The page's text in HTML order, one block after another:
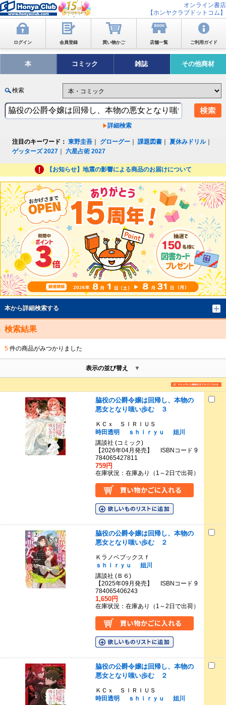
オンライン書店
【ホンヤクラブドットコム】
ログイン 会員登録 買い物かご 店舗一覧 ご利用ガイド
本 コミック 雑誌 その他商材
検索
詳細検索
注目のキーワード： 東野圭吾 グローグー ｜課題図書 ｜夏休みドリル｜
ゲッターズ 2027 ｜六星占術 2027
【お知らせ】地震の影響による商品のお届けについて
本から詳細検索する
検索結果
5件の商品がみつかりました
表示の並び替え
脇役の公爵令嬢は回帰し、本物の
悪女となり嗤い歩む ３
ＫＣｘ ＳＩＲＩＵＳ
時田透明
ｓｈｉｒｙｕ
姐川
講談社 (コミック)
【2026年04月発売】 ISBNコード 9
784065427811
759円
在庫状況：在庫あり（1～2日で出荷）
脇役の公爵令嬢は回帰し、本物の
悪女となり嗤い歩む ２
Ｋラノベブックスｆ
ｓｈｉｒｙｕ
姐川
講談社 (Ｂ６)
【2025年09月発売】 ISBNコード 9
784065406243
1,650円
在庫状況：在庫あり（1～2日で出荷）
脇役の公爵令嬢は回帰し、本物の
悪女となり嗤い歩む ２
ＫＣｘ ＳＩＲＩＵＳ
時田透明
ｓｈｉｒｙｕ
姐川